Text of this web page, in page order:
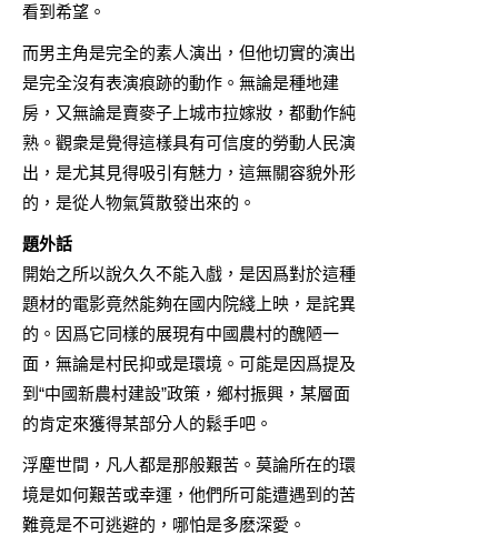
看到希望。
而男主角是完全的素人演出，但他切實的演出
是完全沒有表演痕跡的動作。無論是種地建
房，又無論是賣麥子上城市拉嫁妝，都動作純
熟。觀衆是覺得這樣具有可信度的勞動人民演
出，是尤其見得吸引有魅力，這無關容貌外形
的，是從人物氣質散發出來的。
題外話
開始之所以說久久不能入戲，是因爲對於這種
題材的電影竟然能夠在國内院綫上映，是詫異
的。因爲它同樣的展現有中國農村的醜陋一
面，無論是村民抑或是環境。可能是因爲提及
到“中國新農村建設”政策，鄉村振興，某層面
的肯定來獲得某部分人的鬆手吧。
浮塵世間，凡人都是那般艱苦。莫論所在的環
境是如何艱苦或幸運，他們所可能遭遇到的苦
難竟是不可逃避的，哪怕是多麽深愛。